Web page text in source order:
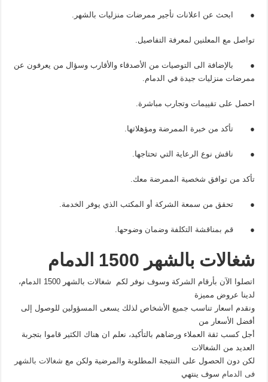
● ابحث عن اعلانات تأجير ممرضات منزليات بالشهر.
تواصل مع المعلنين لمعرفة التفاصيل.
● بالإضافة الى التوصيات من الأصدقاء والأقارب وسؤال من يعرفون عن
ممرضات منزليات جيدة في الدمام.
احصل على تقييمات وتجارب مباشرة.
● تأكد من خبرة الممرضة ومؤهلاتها.
● ناقش نوع الرعاية التي تحتاجها.
تأكد من توافق شخصية الممرضة معك.
● تحقق من سمعة الشركة أو المكتب الذي يوفر الخدمة.
● قم بمناقشة التكلفة وضمان وضوحها.
شغالات بالشهر 1500 الدمام
اتصلوا الآن بأرقام الشركة وسوف نوفر لكم شغالات بالشهر 1500 الدمام،
لدينا عروض مميزة
ونقدم اسعار تناسب جميع الأشخاص لذلك يسعى المسؤولين للوصول إلى
أفضل الأسعار من
أجل كسب ثقة العملاء ورضاهم بالتأكيد، نعلم ان هناك الكثير قاموا بتجربة
العديد من الشغالات
لكن دون الحصول على النتيجة المطلوبة والمرضية ولكن مع شغالات بالشهر
فى الدمام سوف ينتهي